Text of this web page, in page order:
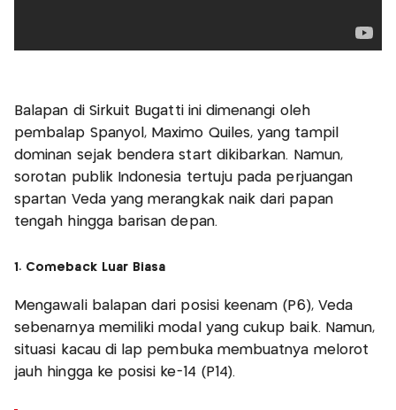
Balapan di Sirkuit Bugatti ini dimenangi oleh
pembalap Spanyol, Maximo Quiles, yang tampil
dominan sejak bendera start dikibarkan. Namun,
sorotan publik Indonesia tertuju pada perjuangan
spartan Veda yang merangkak naik dari papan
tengah hingga barisan depan.
1. Comeback Luar Biasa
Mengawali balapan dari posisi keenam (P6), Veda
sebenarnya memiliki modal yang cukup baik. Namun,
situasi kacau di lap pembuka membuatnya melorot
jauh hingga ke posisi ke-14 (P14).